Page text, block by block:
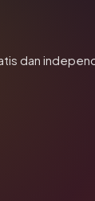
dan